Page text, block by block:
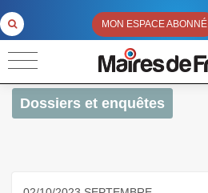
MON ESPACE ABONNÉ
Dossiers et enquêtes